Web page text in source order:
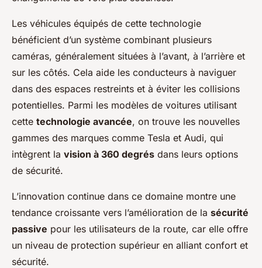
Les véhicules équipés de cette technologie
bénéficient d’un système combinant plusieurs
caméras, généralement situées à l’avant, à l’arrière et
sur les côtés. Cela aide les conducteurs à naviguer
dans des espaces restreints et à éviter les collisions
potentielles. Parmi les modèles de voitures utilisant
cette technologie avancée, on trouve les nouvelles
gammes des marques comme Tesla et Audi, qui
intègrent la vision à 360 degrés dans leurs options
de sécurité.
L’innovation continue dans ce domaine montre une
tendance croissante vers l’amélioration de la sécurité
passive pour les utilisateurs de la route, car elle offre
un niveau de protection supérieur en alliant confort et
sécurité.